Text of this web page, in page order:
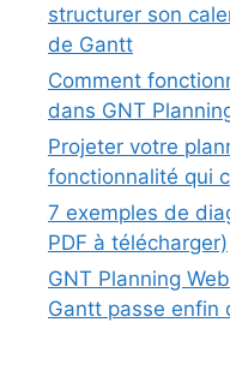
structurer son
de Gantt
Comment
dans GNT
Projeter votre
fonctionnalité qui
7 exemples de
PDF à télécharger)
GNT Planning
Gantt passe enfin